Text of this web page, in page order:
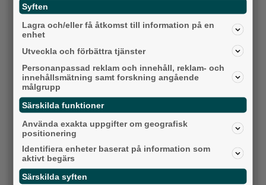
Ny pastor i Equmeniakyrkan Långared
Backa/Kärra
Syften
Lagra och/eller få åtkomst till information på en
enhet
Utveckla och förbättra tjänster
Personanpassad reklam och innehåll, reklam- och
innehållsmätning samt forskning angående
målgrupp
Särskilda funktioner
Använda exakta uppgifter om geografisk
positionering
Identifiera enheter baserat på information som
aktivt begärs
Särskilda syften